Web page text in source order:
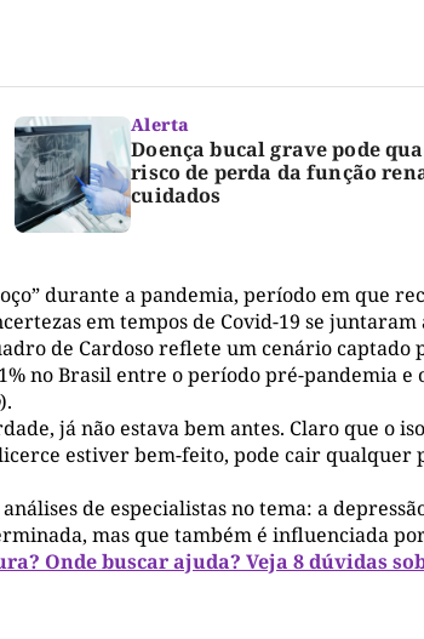
Alerta
Doença bucal grave pode
risco de perda da função
cuidados
durante a pandemia, período em que
em tempos de Covid-19 se juntaram
de Cardoso reflete um cenário captado
no Brasil entre o período pré-pandemia
).
já não estava bem antes. Claro que o
estiver bem-feito, pode cair qualquer
de especialistas no tema: a
mas que também é influenciada
Onde buscar ajuda? Veja 8 dúvidas